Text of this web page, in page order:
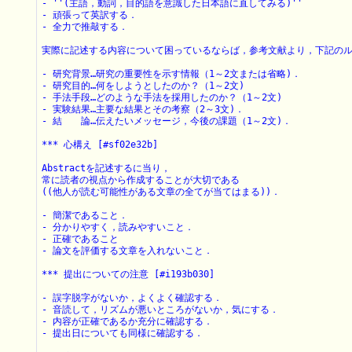
- ''(主語，動詞，目的語を意識した日本語に直してみる)''
- 頑張って英訳する．
- 全力で推敲する．
実際に記述する内容について困っているならば，参考文献より，下記の
- 研究背景…研究の重要性を示す情報（1～2文または省略)．
- 研究目的…何をしようとしたのか？（1～2文)
- 手法手段…どのような手法を採用したのか？（1～2文)
- 実験結果…主要な結果とその考察（2～3文)．
- 結　　論…伝えたいメッセージ，今後の課題（1～2文)．
*** 心構え [#sf02e32b]
Abstractを記述するに当り，
常に読者の視点から作成することが大切である
((他人が読む可能性がある文章の全てが当てはまる))．
- 簡潔であること．
- 分かりやすく，読みやすいこと．
- 正確であること
- 論文を評価する文章を入れないこと．
*** 提出についての注意 [#i193b030]
- 誤字脱字がないか，よくよく確認する．
- 音読して，リズムが悪いところがないか，気にする．
- 内容が正確であるか充分に確認する．
- 提出日についても同様に確認する．